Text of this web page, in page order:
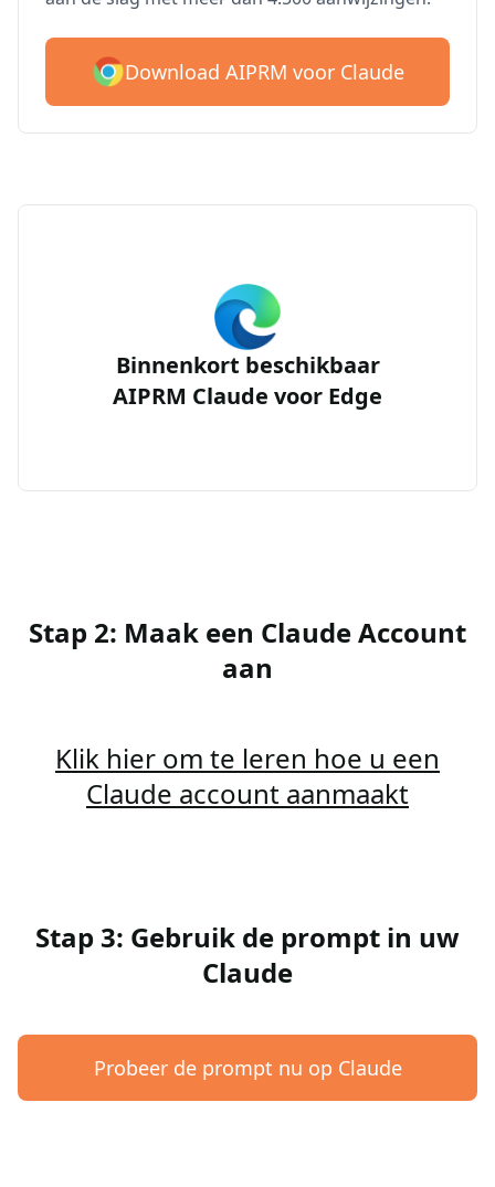
Download AIPRM voor Claude
Binnenkort beschikbaar
AIPRM Claude voor Edge
Stap 2: Maak een Claude Account
aan
Klik hier om te leren hoe u een
Claude account aanmaakt
Stap 3: Gebruik de prompt in uw
Claude
Probeer de prompt nu op Claude